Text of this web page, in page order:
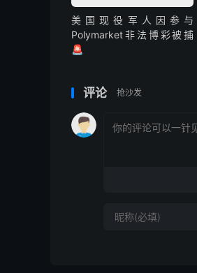
美国现役军人因参与
Polymarket非法博彩被捕
🚨
评论 抢沙发